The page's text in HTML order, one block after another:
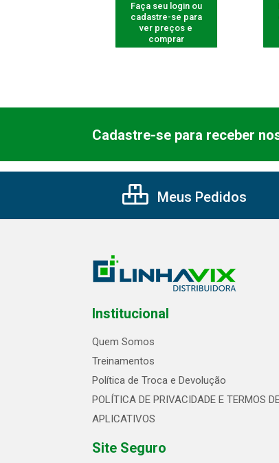
Faça seu login ou
cadastre-se para
ver preços e
comprar
Cadastre-se para receber
Meus Pedidos
Institucional
Quem Somos
Treinamentos
Política de Troca e Devolução
POLÍTICA DE PRIVACIDADE E TERMOS
APLICATIVOS
Site Seguro